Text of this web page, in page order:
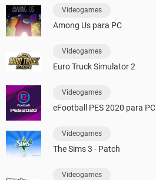
Videogames
Among Us para PC
Videogames
Euro Truck Simulator 2
Videogames
eFootball PES 2020 para PC
Videogames
The Sims 3 - Patch
Videogames